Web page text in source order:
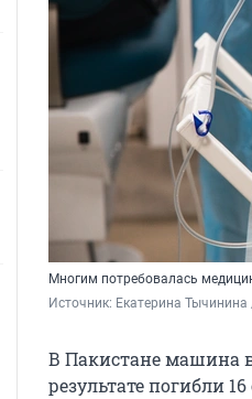
Многим потребовалась
Источник: Екатерина Тычинина
В Пакистане машина
результате погибли